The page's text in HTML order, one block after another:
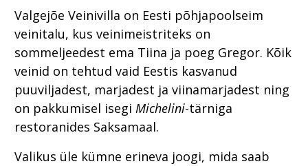
Valgejõe Veinivilla on Eesti põhjapoolseim
veinitalu, kus veinimeistriteks on
sommeljeedest ema Tiina ja poeg Gregor. Kõik
veinid on tehtud vaid Eestis kasvanud
puuviljadest, marjadest ja viinamarjadest ning
on pakkumisel isegi Michelini-tärniga
restoranides Saksamaal.
Valikus üle kümne erineva joogi, mida saab